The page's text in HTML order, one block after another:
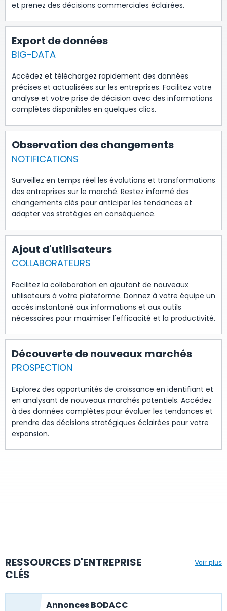
et prenez des décisions commerciales éclairées.
Export de données
BIG-DATA
Accédez et téléchargez rapidement des données
précises et actualisées sur les entreprises. Facilitez votre
analyse et votre prise de décision avec des informations
complètes disponibles en quelques clics.
Observation des changements
NOTIFICATIONS
Surveillez en temps réel les évolutions et transformations
des entreprises sur le marché. Restez informé des
changements clés pour anticiper les tendances et
adapter vos stratégies en conséquence.
Ajout d'utilisateurs
COLLABORATEURS
Facilitez la collaboration en ajoutant de nouveaux
utilisateurs à votre plateforme. Donnez à votre équipe un
accès instantané aux informations et aux outils
nécessaires pour maximiser l'efficacité et la productivité.
Découverte de nouveaux marchés
PROSPECTION
Explorez des opportunités de croissance en identifiant et
en analysant de nouveaux marchés potentiels. Accédez
à des données complètes pour évaluer les tendances et
prendre des décisions stratégiques éclairées pour votre
expansion.
RESSOURCES D'ENTREPRISE
CLÉS
Voir plus
Annonces BODACC